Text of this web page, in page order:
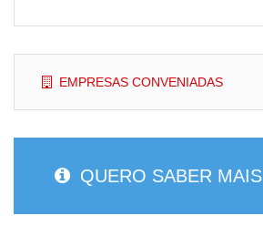
EMPRESAS CONVENIADAS
QUERO SABER MAIS